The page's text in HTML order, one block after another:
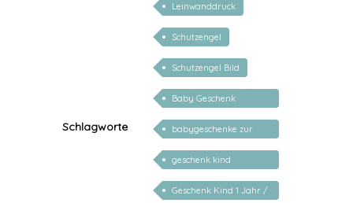
Schlagworte
Leinwanddruck
Schutzengel
Schutzengel Bild
Baby Geschenk
personalisiert
babygeschenke zur
geburt personalisiert
geschenk kind
personalisiert mädchen
Geschenk Kind 1 Jahr /